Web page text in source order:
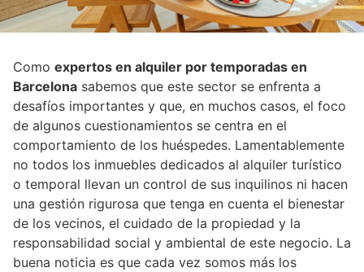
Como expertos en alquiler por temporadas en
Barcelona sabemos que este sector se enfrenta a
desafíos importantes y que, en muchos casos, el foco
de algunos cuestionamientos se centra en el
comportamiento de los huéspedes. Lamentablemente
no todos los inmuebles dedicados al alquiler turístico
o temporal llevan un control de sus inquilinos ni hacen
una gestión rigurosa que tenga en cuenta el bienestar
de los vecinos, el cuidado de la propiedad y la
responsabilidad social y ambiental de este negocio. La
buena noticia es que cada vez somos más los